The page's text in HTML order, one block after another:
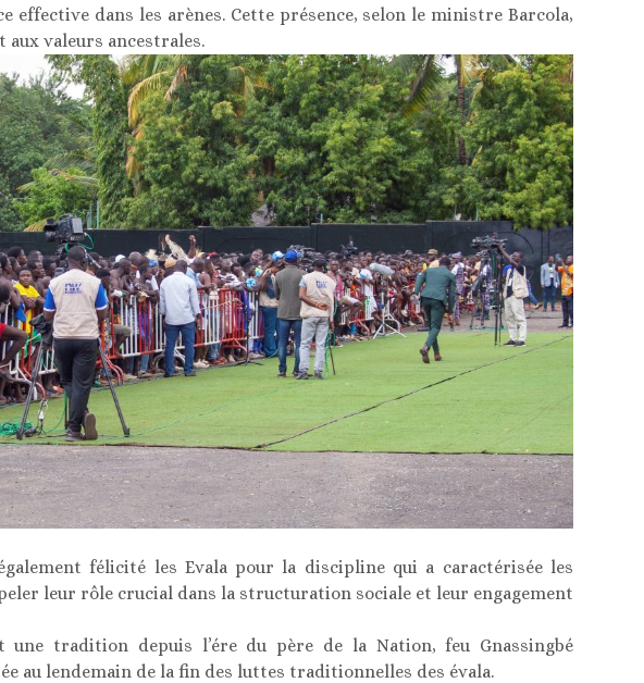
effective dans les arènes. Cette présence, selon le ministre Barcola,
valeurs ancestrales.
félicité les Evala pour la discipline qui a caractérisée les
leur rôle crucial dans la structuration sociale et leur engagement
une tradition depuis l’ére du père de la Nation, feu Gnassingbé
au lendemain de la fin des luttes traditionnelles des évala.